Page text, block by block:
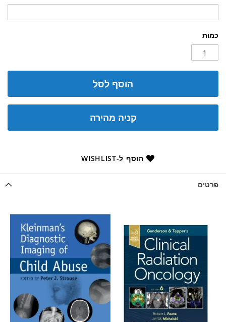
כמות
הוסף לסל
קניה מהירה
הוסף ל-WISHLIST
פרטים